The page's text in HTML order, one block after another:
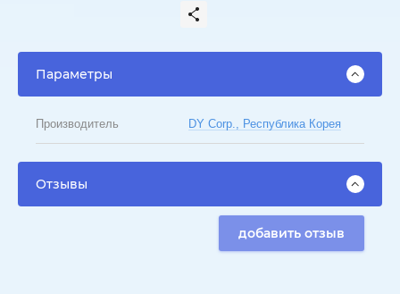
Параметры
Производитель DY Corp., Республика Корея
Отзывы
добавить отзыв